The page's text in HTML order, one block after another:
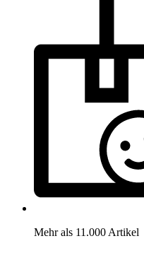
Mehr als 11.000 Artikel